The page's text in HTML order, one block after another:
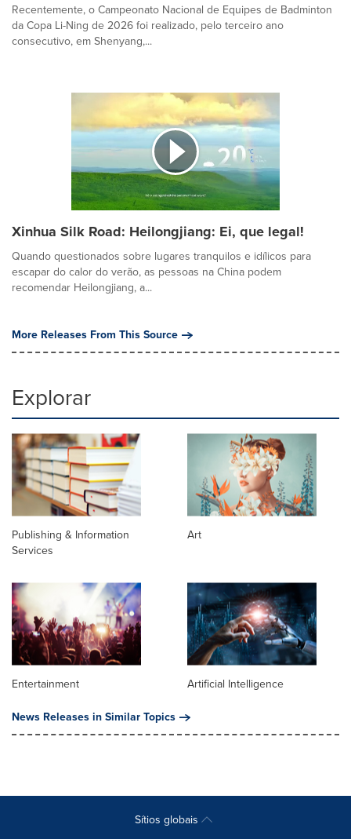
Recentemente, o Campeonato Nacional de Equipes de Badminton
da Copa Li-Ning de 2026 foi realizado, pelo terceiro ano
consecutivo, em Shenyang,...
Xinhua Silk Road: Heilongjiang: Ei, que legal!
Quando questionados sobre lugares tranquilos e idílicos para
escapar do calor do verão, as pessoas na China podem
recomendar Heilongjiang, a...
More Releases From This Source
Explorar
Publishing & Information
Services
Art
Entertainment
Artificial Intelligence
News Releases in Similar Topics
Sítios globais